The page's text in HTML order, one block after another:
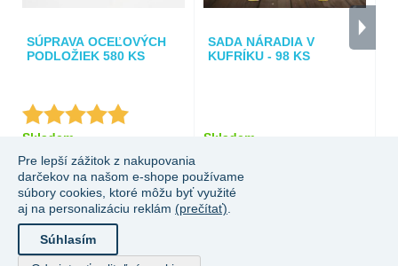
Pre lepší zážitok z nakupovania
darčekov na našom e-shope používame
súbory cookies, ktoré môžu byť využité
aj na personalizáciu reklám (prečítať)
Súhlasím
SÚPRAVA OCEĽOVÝCH
PODLOŽIEK 580 KS
★★★★★
★★★★★
7,24 €
Skladem
SADA NÁRADIA V
KUFRÍKU - 98 KS
Skladem
Autorské práva a kopírovanie; 2026 Superobchod.sk. Všetky práva
vyhradené.